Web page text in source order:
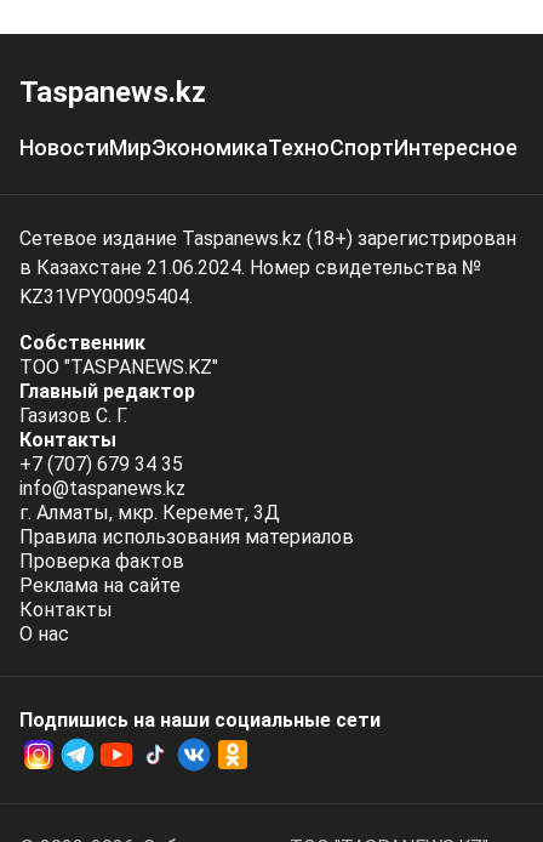
Taspanews.kz
НовостиМирЭкономикаТехноСпортИнтересное
Сетевое издание Taspanews.kz (18+) зарегистрирован
в Казахстане 21.06.2024. Номер свидетельства №
KZ31VPY00095404.
Собственник
ТОО "TASPANEWS.KZ"
Главный редактор
Газизов С. Г.
Контакты
+7 (707) 679 34 35
info@taspanews.kz
г. Алматы, мкр. Керемет, 3Д
Правила использования материалов
Проверка фактов
Реклама на сайте
Контакты
О нас
Подпишись на наши социальные cети